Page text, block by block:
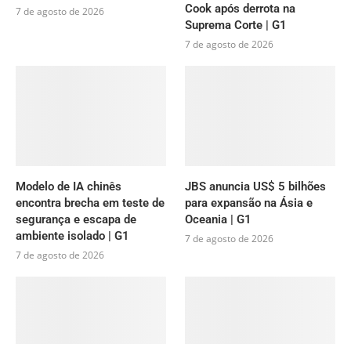
7 de agosto de 2026
Cook após derrota na
Suprema Corte | G1
7 de agosto de 2026
Modelo de IA chinês
encontra brecha em teste de
segurança e escapa de
ambiente isolado | G1
7 de agosto de 2026
JBS anuncia US$ 5 bilhões
para expansão na Ásia e
Oceania | G1
7 de agosto de 2026